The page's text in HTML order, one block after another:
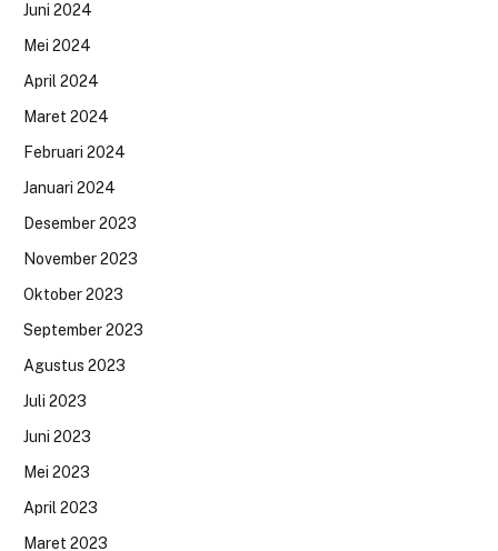
Juni 2024
Mei 2024
April 2024
Maret 2024
Februari 2024
Januari 2024
Desember 2023
November 2023
Oktober 2023
September 2023
Agustus 2023
Juli 2023
Juni 2023
Mei 2023
April 2023
Maret 2023